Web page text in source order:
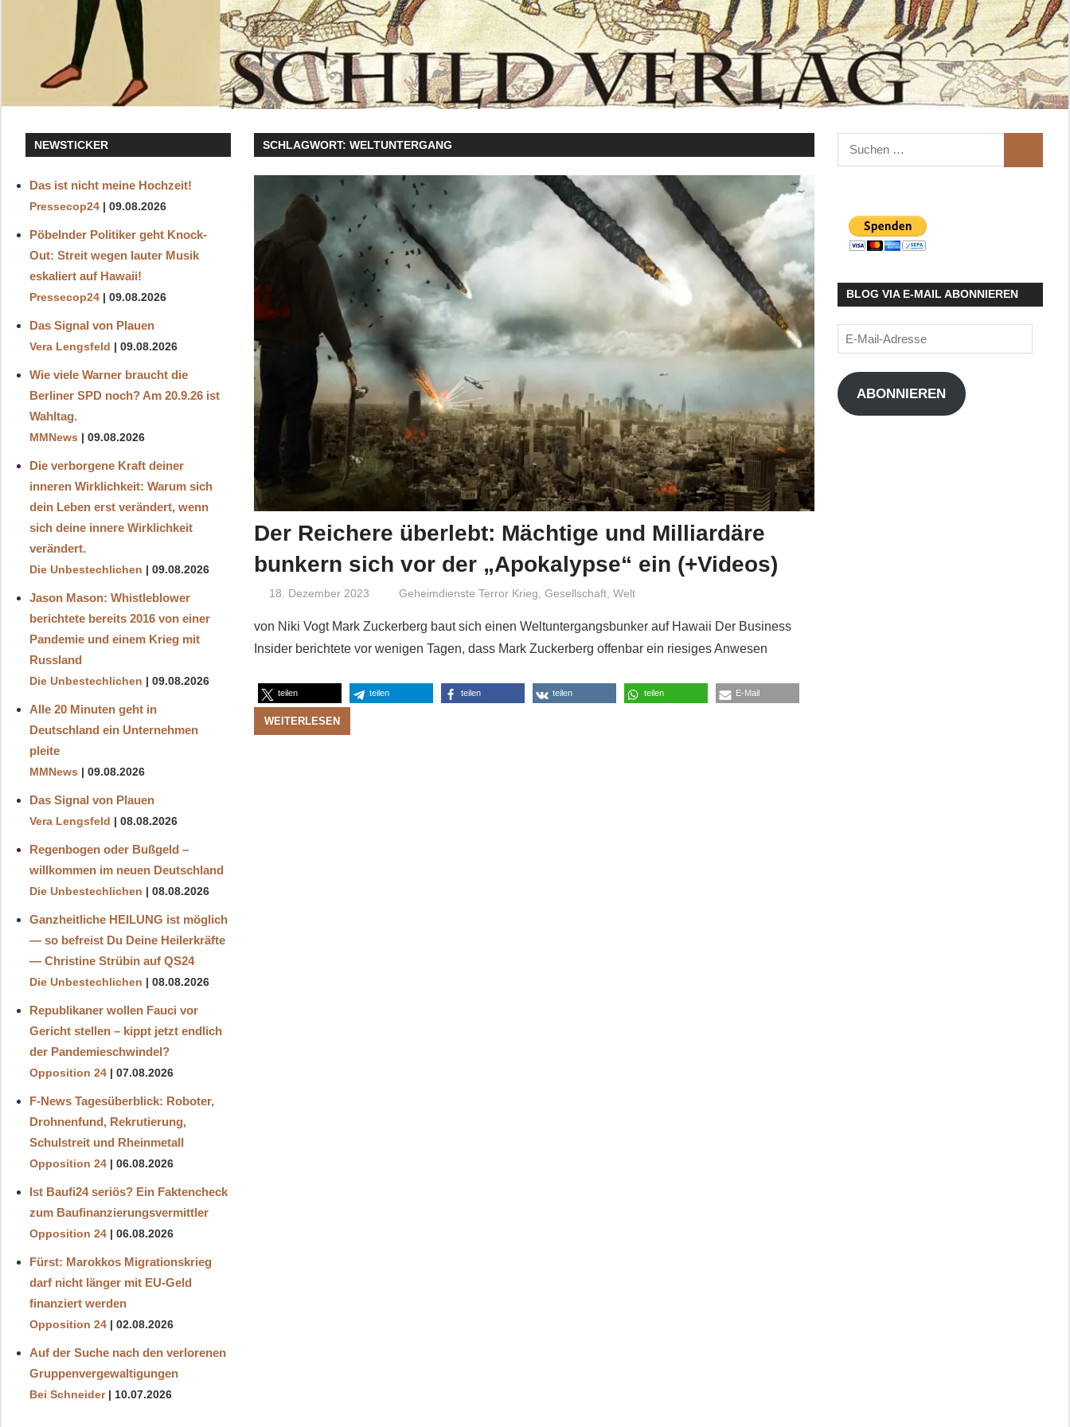
SCHLAGWORT:WELTUNTERGANG
Der Reichere überlebt: Mächtige und Milliardäre
bunkern sich vor der „Apokalypse“ ein (+Videos)
18. Dezember 2023 Niki Vogt
Geheimdienste Terror Krieg Gesellschaft, Welt
von Niki Vogt Mark Zuckerberg baut sich einen Weltuntergangsbunker auf Hawaii Der Business
Insider berichtete vor wenigen Tagen, dass Mark Zuckerberg offenbar ein riesiges Anwesen
teilen teilen teilen teilen teilen E-Mail
WEITERLESEN
NEWSTICKER
Das ist nicht meine Hochzeit!
Pressecop24 09.08.2026
Pöbelnder Politiker geht Knock-
Out: Streit wegen lauter Musik
eskaliert auf Hawaii!
Pressecop24 09.08.2026
Das Signal von Plauen
Vera Lengsfeld 09.08.2026
Wie viele Warner braucht die
Berliner SPD noch? Am 20.9.26 ist
Wahltag.
MMNews 09.08.2026
Die verborgene Kraft deiner
inneren Wirklichkeit: Warum sich
dein Leben erst verändert, wenn
sich deine innere Wirklichkeit
verändert.
Die Unbestechlichen 09.08.2026
Jason Mason: Whistleblower
berichtete bereits 2016 von einer
Pandemie und einem Krieg mit
Russland
Die Unbestechlichen 09.08.2026
Alle 20 Minuten geht in
Deutschland ein Unternehmen
pleite
MMNews 09.08.2026
Das Signal von Plauen
Vera Lengsfeld 08.08.2026
Regenbogen oder Bußgeld –
willkommen im neuen Deutschland
Die Unbestechlichen 08.08.2026
Ganzheitliche HEILUNG ist möglich
— so befreist Du Deine Heilerkräfte
— Christine Strübin auf QS24
Die Unbestechlichen 08.08.2026
Republikaner wollen Fauci vor
Gericht stellen – kippt jetzt endlich
der Pandemieschwindel?
Opposition 24 07.08.2026
F-News Tagesüberblick: Roboter,
Drohnenfund, Rekrutierung,
Schulstreit und Rheinmetall
Opposition 24 06.08.2026
Ist Baufi24 seriös? Ein Faktencheck
zum Baufinanzierungsvermittler
Opposition 24 06.08.2026
Fürst: Marokkos Migrationskrieg
darf nicht länger mit EU-Geld
finanziert werden
Opposition 24 02.08.2026
Auf der Suche nach den verlorenen
Gruppenvergewaltigungen
Bei Schneider 10.07.2026
Suchen
nach:
BLOG VIA E-MAIL ABONNIEREN
E-
Mail-
Adresse
ABONNIEREN